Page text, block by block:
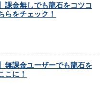
課金無しでも龍石をコツコ
らをチェック！
無課金ユーザーでも龍石を
こに！